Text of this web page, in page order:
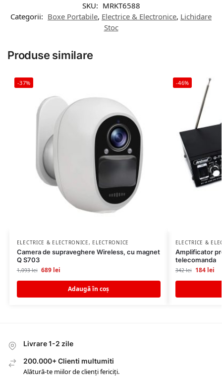
SKU: MRKT6588
Categorii: Boxe Portabile, Electrice & Electronice, Lichidare
Stoc
Produse similare
-37%
ELECTRICE & ELECTRONICE, ELECTRONICE
Camera de supraveghere Wireless, cu magnet
Q S703
1,093lei 689 lei
Adaugă în coș
-46%
ELECTRICE &
Amplificator
telecomanda
342lei 184 lei
Livrare 1-2 zile
200.000+ Clienti multumiti
Alătură-te miilor de clienți fericiți.